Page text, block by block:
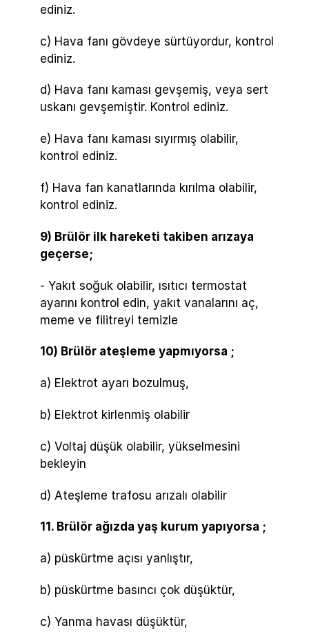
ediniz.
c) Hava fanı gövdeye sürtüyordur, kontrol
ediniz.
d) Hava fanı kaması gevşemiş, veya sert
uskanı gevşemiştir. Kontrol ediniz.
e) Hava fanı kaması sıyırmış olabilir,
kontrol ediniz.
f) Hava fan kanatlarında kırılma olabilir,
kontrol ediniz.
9) Brülör ilk hareketi takiben arızaya
geçerse;
- Yakıt soğuk olabilir, ısıtıcı termostat
ayarını kontrol edin, yakıt vanalarını aç,
meme ve filitreyi temizle
10) Brülör ateşleme yapmıyorsa ;
a) Elektrot ayarı bozulmuş,
b) Elektrot kirlenmiş olabilir
c) Voltaj düşük olabilir, yükselmesini
bekleyin
d) Ateşleme trafosu arızalı olabilir
11. Brülör ağızda yaş kurum yapıyorsa ;
a) püskürtme açısı yanlıştır,
b) püskürtme basıncı çok düşüktür,
c) Yanma havası düşüktür,